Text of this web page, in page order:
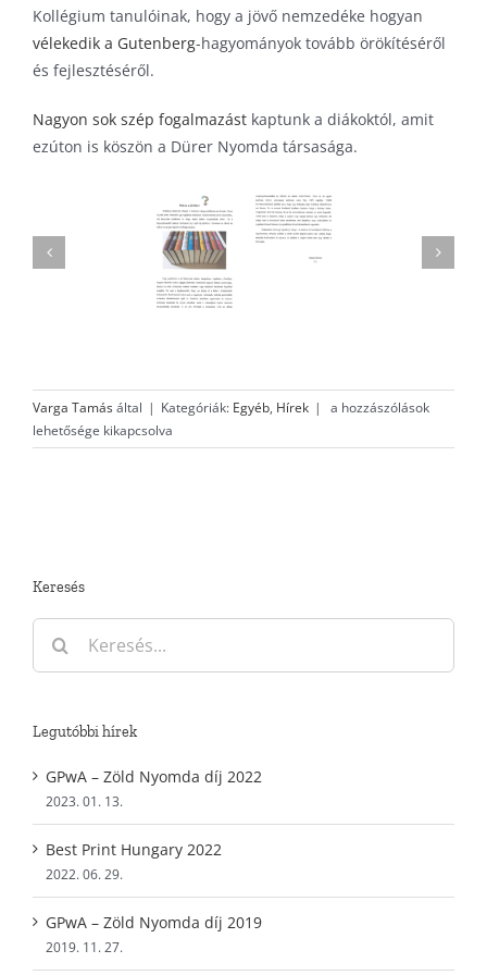
Kollégium tanulóinak, hogy a jövő nemzedéke hogyan
vélekedik a Gutenberg-hagyományok tovább örökítéséről
és fejlesztéséről.
Nagyon sok szép fogalmazást kaptunk a diákoktól, amit
ezúton is köszön a Dürer Nyomda társasága.
Varga Tamásáltal | Kategóriák: Egyéb, Hírek |
Milyen
jó
a hozzászólások
lehetősége kikapcsolva
Keresés
Legutóbbi hírek
GPwA – Zöld Nyomda díj 2022
2023. 01. 13.
Best Print Hungary 2022
2022. 06. 29.
GPwA – Zöld Nyomda díj 2019
2019. 11. 27.